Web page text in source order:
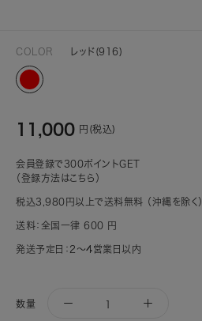
COLOR レッド(916)
レ
ッ
(916)
11,000 円(税込)
会員登録で300ポイントGET
（登録方法はこちら）
税込3,980円以上で送料無料 （沖縄を除く）
送料：全国一律 600 円
発送予定日：2～4営業日以内
数量